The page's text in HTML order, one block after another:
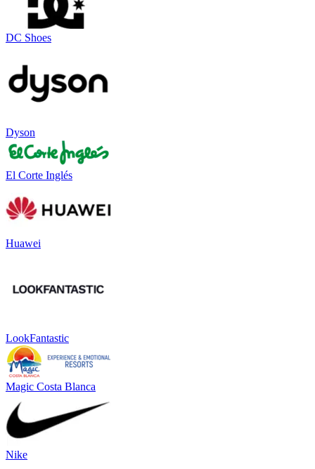
DC Shoes
Dyson
El Corte Inglés
Huawei
LookFantastic
Magic Costa Blanca
Nike